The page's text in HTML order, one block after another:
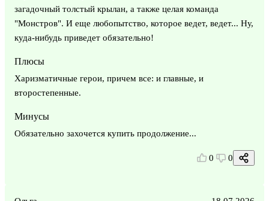
загадочный толстый крылан, а также целая команда
"Монстров". И еще любопытство, которое ведет, ведет... Ну,
куда-нибудь приведет обязательно!
Плюсы
Харизматичные герои, причем все: и главные, и
второстепенные.
Минусы
Обязательно захочется купить продолжение...
0 0